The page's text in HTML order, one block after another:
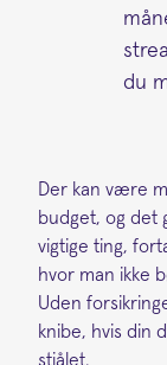
du
Der kan være
budget, og det
vigtige ting,
hvor man ikke
Uden
knibe, hvis din
stjålet.